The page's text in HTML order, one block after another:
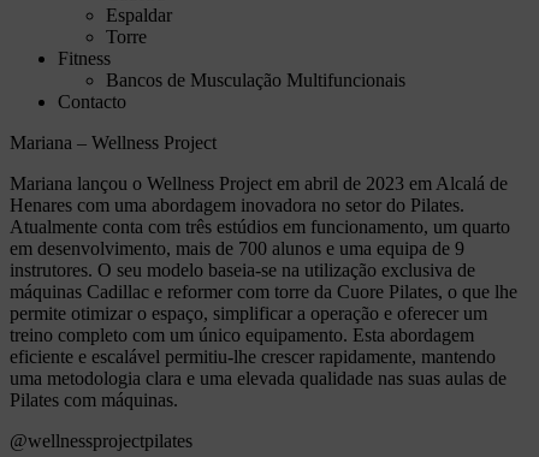
Espaldar
Torre
Fitness
Bancos de Musculação Multifuncionais
Contacto
Mariana – Wellness Project
Mariana lançou o Wellness Project em abril de 2023 em Alcalá de
Henares com uma abordagem inovadora no setor do Pilates.
Atualmente conta com três estúdios em funcionamento, um quarto
em desenvolvimento, mais de 700 alunos e uma equipa de 9
instrutores. O seu modelo baseia-se na utilização exclusiva de
máquinas Cadillac e reformer com torre da Cuore Pilates, o que lhe
permite otimizar o espaço, simplificar a operação e oferecer um
treino completo com um único equipamento. Esta abordagem
eficiente e escalável permitiu-lhe crescer rapidamente, mantendo
uma metodologia clara e uma elevada qualidade nas suas aulas de
Pilates com máquinas.
@wellnessprojectpilates